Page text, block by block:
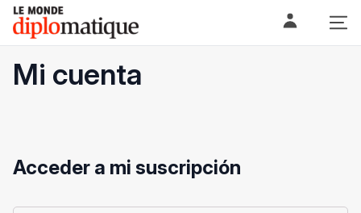
Skip
content
Le monde diplomatique
Mi cuenta
Acceder a mi suscripción